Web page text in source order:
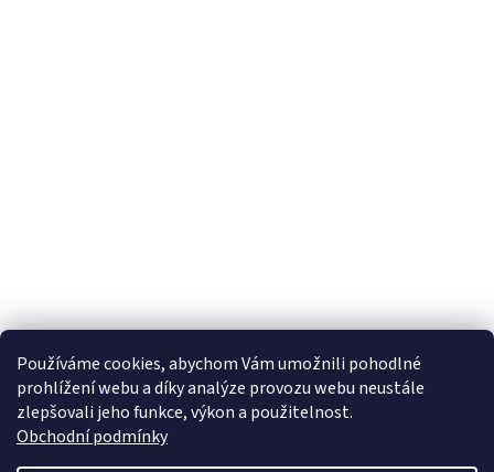
Používáme cookies, abychom Vám umožnili pohodlné
prohlížení webu a díky analýze provozu webu neustále
zlepšovali jeho funkce, výkon a použitelnost.
Obchodní podmínky